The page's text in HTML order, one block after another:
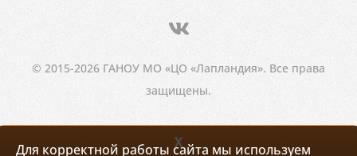
© 2015-2026 ГАНОУ МО «ЦО «Лапландия». Все права
защищены.
Для корректной работы сайта мы используем
X